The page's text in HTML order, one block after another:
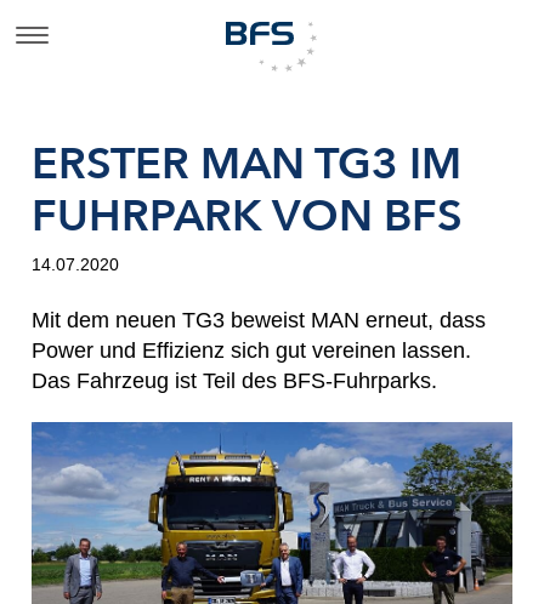
ERSTER MAN TG3 IM
FUHRPARK VON BFS
14.07.2020
Mit dem neuen TG3 beweist MAN erneut, dass
Power und Effizienz sich gut vereinen lassen.
Das Fahrzeug ist Teil des BFS-Fuhrparks.